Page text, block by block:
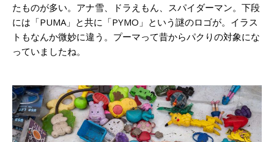
たものが多い。アナ雪、ドラえもん、スパイダーマン。下段
には「PUMA」と共に「PYMO」という謎のロゴが。イラス
トもなんか微妙に違う。プーマって昔からパクりの対象にな
っていましたね。